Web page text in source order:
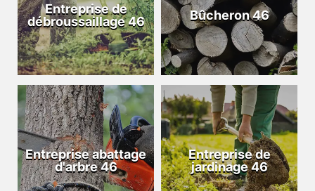
Entreprise de
débroussaillage 46
Bûcheron 46
Entreprise abattage
d'arbre 46
Entreprise de
jardinage 46